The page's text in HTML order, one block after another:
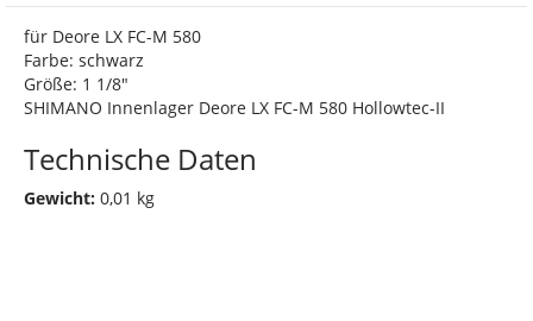
für Deore LX FC-M 580
Farbe: schwarz
Größe: 1 1/8"
SHIMANO Innenlager Deore LX FC-M 580 Hollowtec-II
Technische Daten
Gewicht: 0,01 kg